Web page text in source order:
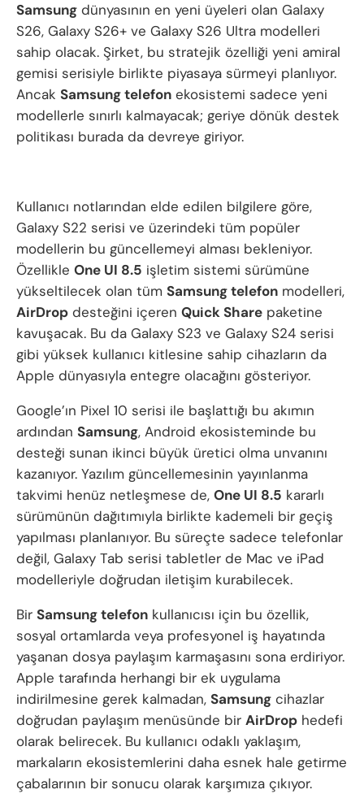
Samsung dünyasının en yeni üyeleri olan Galaxy
S26, Galaxy S26+ ve Galaxy S26 Ultra modelleri
sahip olacak. Şirket, bu stratejik özelliği yeni amiral
gemisi serisiyle birlikte piyasaya sürmeyi planlıyor.
Ancak Samsung telefon ekosistemi sadece yeni
modellerle sınırlı kalmayacak; geriye dönük destek
politikası burada da devreye giriyor.
Kullanıcı notlarından elde edilen bilgilere göre,
Galaxy S22 serisi ve üzerindeki tüm popüler
modellerin bu güncellemeyi alması bekleniyor.
Özellikle One UI 8.5 işletim sistemi sürümüne
yükseltilecek olan tüm Samsung telefon modelleri,
AirDrop desteğini içeren Quick Share paketine
kavuşacak. Bu da Galaxy S23 ve Galaxy S24 serisi
gibi yüksek kullanıcı kitlesine sahip cihazların da
Apple dünyasıyla entegre olacağını gösteriyor.
Google’ın Pixel 10 serisi ile başlattığı bu akımın
ardından Samsung, Android ekosisteminde bu
desteği sunan ikinci büyük üretici olma unvanını
kazanıyor. Yazılım güncellemesinin yayınlanma
takvimi henüz netleşmese de, One UI 8.5 kararlı
sürümünün dağıtımıyla birlikte kademeli bir geçiş
yapılması planlanıyor. Bu süreçte sadece telefonlar
değil, Galaxy Tab serisi tabletler de Mac ve iPad
modelleriyle doğrudan iletişim kurabilecek.
Bir Samsung telefon kullanıcısı için bu özellik,
sosyal ortamlarda veya profesyonel iş hayatında
yaşanan dosya paylaşım karmaşasını sona erdiriyor.
Apple tarafında herhangi bir ek uygulama
indirilmesine gerek kalmadan, Samsung cihazlar
doğrudan paylaşım menüsünde bir AirDrop hedefi
olarak belirecek. Bu kullanıcı odaklı yaklaşım,
markaların ekosistemlerini daha esnek hale getirme
çabalarının bir sonucu olarak karşımıza çıkıyor.